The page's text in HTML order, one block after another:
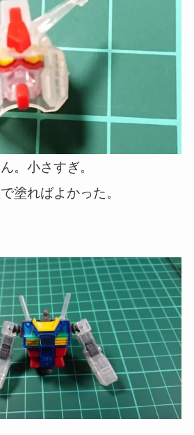
。小さすぎ。
塗ればよかった。